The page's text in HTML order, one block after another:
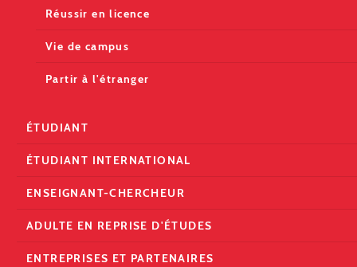
Réussir en licence
Vie de campus
Partir à l'étranger
ÉTUDIANT
ÉTUDIANT INTERNATIONAL
ENSEIGNANT-CHERCHEUR
ADULTE EN REPRISE D'ÉTUDES
ENTREPRISES ET PARTENAIRES